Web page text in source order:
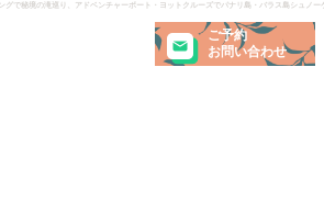
で秘境の滝巡り、アドベンチャーボート・ヨットクルーズでパナリ島・バラス島シュノー
ご予約
お問い合わせ